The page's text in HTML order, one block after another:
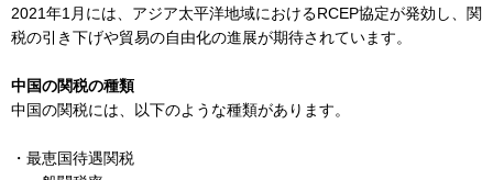
2021年1月には、アジア太平洋地域におけるRCEP協定が発効し、関
税の引き下げや貿易の自由化の進展が期待されています。
中国の関税の種類
中国の関税には、以下のような種類があります。
・最恵国待遇関税